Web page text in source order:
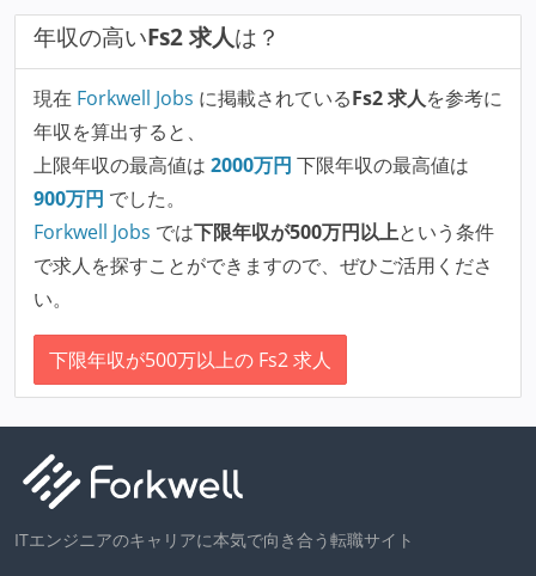
年収の高いFs2 求人は？
現在 Forkwell Jobs に掲載されているFs2 求人を参考に
年収を算出すると、
上限年収の最高値は 2000万円 下限年収の最高値は
900万円 でした。
Forkwell Jobs では下限年収が500万円以上という条件
で求人を探すことができますので、ぜひご活用くださ
い。
下限年収が500万以上の Fs2 求人
ITエンジニアのキャリアに本気で向き合う転職サイト